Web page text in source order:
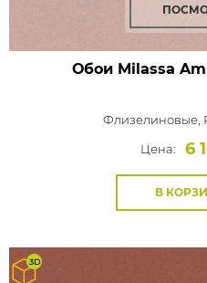
Обои Milassa
Флизелиновые,
Цена:
6
В